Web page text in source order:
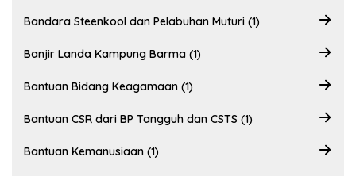
Bandara Steenkool dan Pelabuhan Muturi (1)
Banjir Landa Kampung Barma (1)
Bantuan Bidang Keagamaan (1)
Bantuan CSR dari BP Tangguh dan CSTS (1)
Bantuan Kemanusiaan (1)